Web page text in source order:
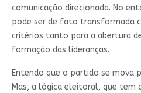
comunicação direcionada. No
pode ser de fato transformada
critérios tanto para a abertura
formação das lideranças.
Entendo que o partido se mova
Mas, a lógica eleitoral, que tem